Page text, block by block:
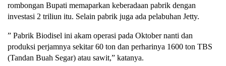
rombongan Bupati memaparkan keberadaan pabrik dengan
investasi 2 triliun itu. Selain pabrik juga ada pelabuhan Jetty.
” Pabrik Biodisel ini akam operasi pada Oktober nanti dan
produksi perjamnya sekitar 60 ton dan perharinya 1600 ton TBS
(Tandan Buah Segar) atau sawit,” katanya.